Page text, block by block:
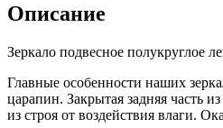
Описание
Зеркало подвесное полукруглое
Главные особенности наших
царапин. Закрытая задняя часть
из строя от воздействия влаги.